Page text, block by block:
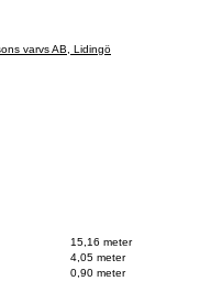
varvs AB, Lidingö
15,16 meter
4,05 meter
0,90 meter